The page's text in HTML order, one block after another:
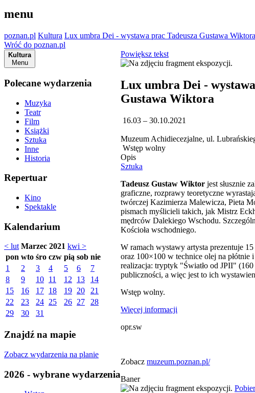
menu
poznan.pl Kultura Lux umbra Dei - wystawa prac Tadeusza Gustawa Wiktora
Wróć do poznan.pl
Kultura
Menu
Polecane wydarzenia
Muzyka
Teatr
Film
Książki
Sztuka
Inne
Historia
Repertuar
Kino
Spektakle
Kalendarium
< lut Marzec 2021 kwi >
pon wto śro czw pią sob nie
1
2 3 4 5 6
7
8
9 10 11 12 13
14
15
16 17 18 19 20
21
22
23 24 25 26 27
28
29
30 31
Znajdź na mapie
Zobacz wydarzenia na planie
2026 - wybrane wydarzenia
Powiększ tekst
Lux umbra Dei -
Gustawa Wiktora
16.03 – 30.10.2021
Muzeum Achidiecezjalne, ul.
Wstęp wolny
Opis
Sztuka
Tadeusz Gustaw Wiktor jest słusznie
graficzne, rozprawy teoretyczne
twórczej Kazimierza Malewicza, Pieta
pismach myślicieli takich, jak Mistrz
mędrców Dalekiego Wschodu.
Kościoła wschodniego.
W ramach wystawy artysta prezentuje
oraz 100×100 w technice olej na
realizacja: tryptyk "Światło od JPII"
publiczności, a więc jest to ich
Wstęp wolny.
Więcej informacji
opr.sw
Zobacz muzeum.poznan.pl/
Baner